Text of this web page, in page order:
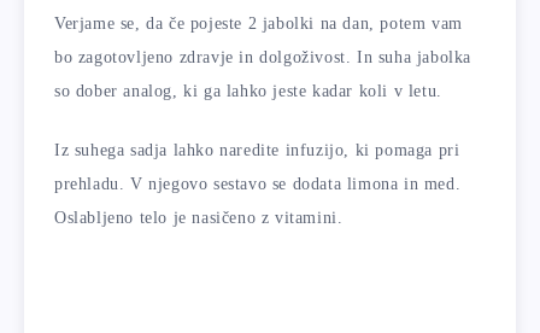
Verjame se, da če pojeste 2 jabolki na dan, potem vam
bo zagotovljeno zdravje in dolgoživost. In suha jabolka
so dober analog, ki ga lahko jeste kadar koli v letu.
Iz suhega sadja lahko naredite infuzijo, ki pomaga pri
prehladu. V njegovo sestavo se dodata limona in med.
Oslabljeno telo je nasičeno z vitamini.